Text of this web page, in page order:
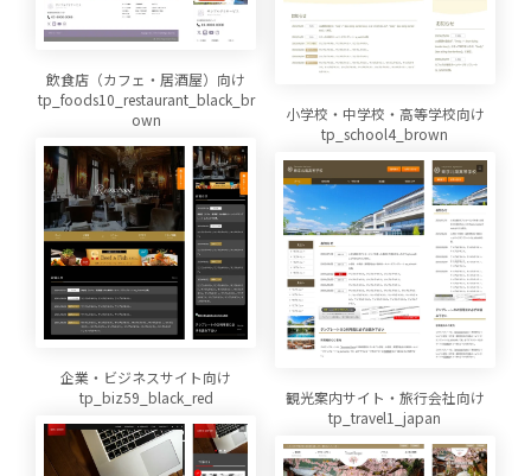
飲食店（カフェ・居酒屋）向け
tp_foods10_restaurant_black_br
own
小学校・中学校・高等学校向け
tp_school4_brown
企業・ビジネスサイト向け
tp_biz59_black_red
観光案内サイト・旅行会社向け
tp_travel1_japan